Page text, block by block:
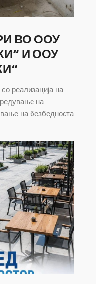
ВО ООУ
И ООУ
реализација на
на
на безбедноста